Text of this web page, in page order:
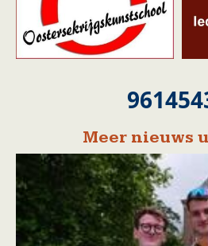
Meer nieuws